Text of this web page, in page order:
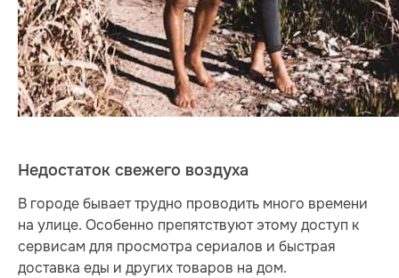
Недостаток свежего воздуха
В городе бывает трудно проводить много времени
на улице. Особенно препятствуют этому доступ к
сервисам для просмотра сериалов и быстрая
доставка еды и других товаров на дом.